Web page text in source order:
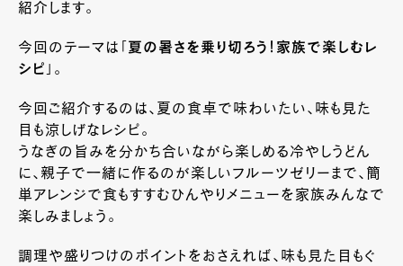
紹介します。
今回のテーマは「 夏の暑さを乗り切ろう！家族で楽しむレ
シピ
」。
今回ご紹介するのは、夏の食卓で味わいたい、味も見た
目も涼しげなレシピ。
うなぎの旨みを分かち合いながら楽しめる冷やしうどん
に、親子で一緒に作るのが楽しいフルーツゼリーまで、簡
単アレンジで食もすすむひんやりメニューを家族みんなで
楽しみましょう。
調理や盛りつけのポイントをおさえれば、味も見た目もぐ